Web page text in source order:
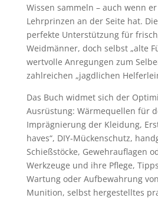
Wissen sammeln – auch wenn
Lehrprinzen an der Seite hat.
perfekte Unterstützung für
Weidmänner, doch selbst „alte
wertvolle Anregungen zum
zahlreichen „jagdlichen
Das Buch widmet sich der
Ausrüstung: Wärmequellen für
Imprägnierung der Kleidung,
haves“, DIY-Mückenschutz,
Schießstöcke, Gewehrauflagen
Werkzeuge und ihre Pflege,
Wartung oder Aufbewahrung
Munition, selbst hergestelltes